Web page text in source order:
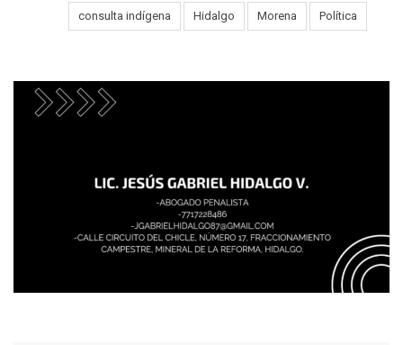
consulta indígena Hidalgo Morena Política